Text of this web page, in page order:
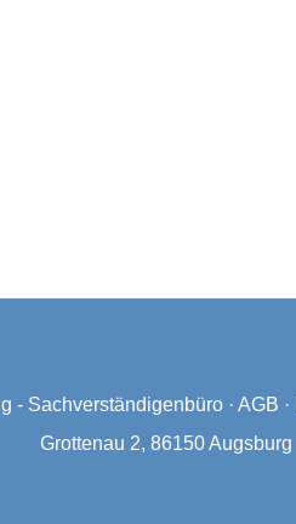
- Sachverständigenbüro · AGB ·
Grottenau 2, 86150 Augsburg